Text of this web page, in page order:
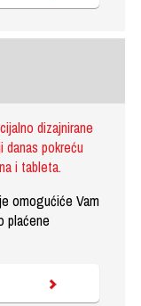
dizajnirane
pokreću
i tableta.
omogućiće Vam
plaćene